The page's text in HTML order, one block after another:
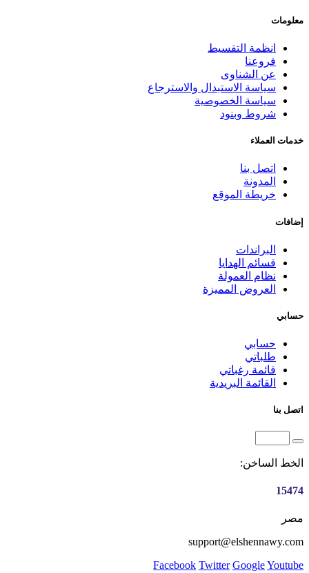
معلومات
انظمة التقسيط
فروعنا
عن الشناوى
سياسة الاستبدال والاسترجاع
سياسة الخصوصية
شروط وبنود
خدمات العملاء
اتصل بنا
المدونة
خريطة الموقع
إضافات
البراندات
قسائم الهدايا
نظام العمولة
العروض المميزة
حسابي
حسابي
طلباتي
قائمة رغباتي
القائمة البريدية
اتصل بنا
الخط الساخن:
15474
مصر
support@elshennawy.com
Facebook Twitter GoogleYoutube